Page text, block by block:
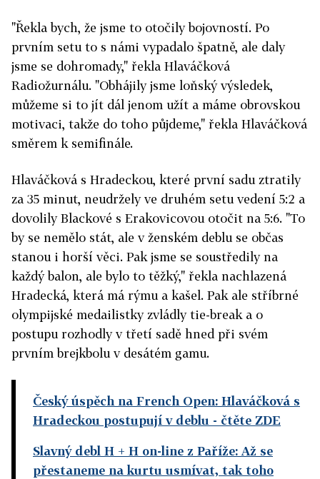
"Řekla bych, že jsme to otočily bojovností. Po
prvním setu to s námi vypadalo špatně, ale daly
jsme se dohromady," řekla Hlaváčková
Radiožurnálu. "Obhájily jsme loňský výsledek,
můžeme si to jít dál jenom užít a máme obrovskou
motivaci, takže do toho půjdeme," řekla Hlaváčková
směrem k semifinále.
Hlaváčková s Hradeckou, které první sadu ztratily
za 35 minut, neudržely ve druhém setu vedení 5:2 a
dovolily Blackové s Erakovicovou otočit na 5:6. "To
by se nemělo stát, ale v ženském deblu se občas
stanou i horší věci. Pak jsme se soustředily na
každý balon, ale bylo to těžký," řekla nachlazená
Hradecká, která má rýmu a kašel. Pak ale stříbrné
olympijské medailistky zvládly tie-break a o
postupu rozhodly v třetí sadě hned při svém
prvním brejkbolu v desátém gamu.
Český úspěch na French Open: Hlaváčková s
Hradeckou postupují v deblu - čtěte ZDE
Slavný debl H + H on-line z Paříže: Až se
přestaneme na kurtu usmívat, tak toho